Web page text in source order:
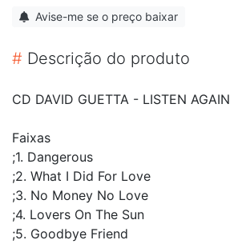
Avise-me se o preço baixar
# Descrição do produto
CD DAVID GUETTA - LISTEN AGAIN
Faixas
;1. Dangerous
;2. What I Did For Love
;3. No Money No Love
;4. Lovers On The Sun
;5. Goodbye Friend